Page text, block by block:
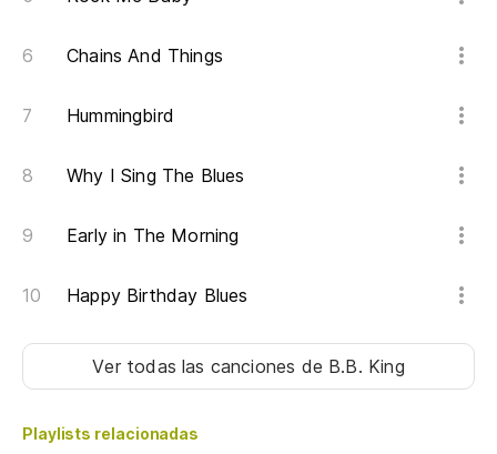
Chains And Things
Hummingbird
Why I Sing The Blues
Early in The Morning
Happy Birthday Blues
Ver todas las canciones de B.B. King
Playlists relacionadas